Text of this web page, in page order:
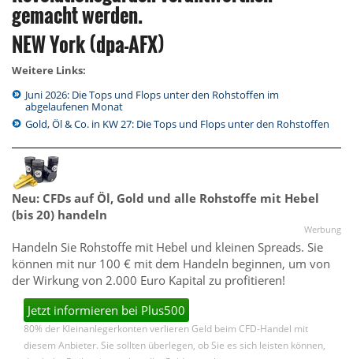
gemacht werden.
NEW York (dpa-AFX)
Weitere Links:
Juni 2026: Die Tops und Flops unter den Rohstoffen im
abgelaufenen Monat
Gold, Öl & Co. in KW 27: Die Tops und Flops unter den Rohstoffen
Neu: CFDs auf Öl, Gold und alle Rohstoffe mit Hebel
(bis 20) handeln
Werbung
Handeln Sie Rohstoffe mit Hebel und kleinen Spreads. Sie
können mit nur 100 € mit dem Handeln beginnen, um von
der Wirkung von 2.000 Euro Kapital zu profitieren!
Jetzt informieren bei Plus500
80% der Kleinanlegerkonten verlieren Geld beim CFD-Handel mit
diesem Anbieter. Sie sollten überlegen, ob Sie es sich leisten können,